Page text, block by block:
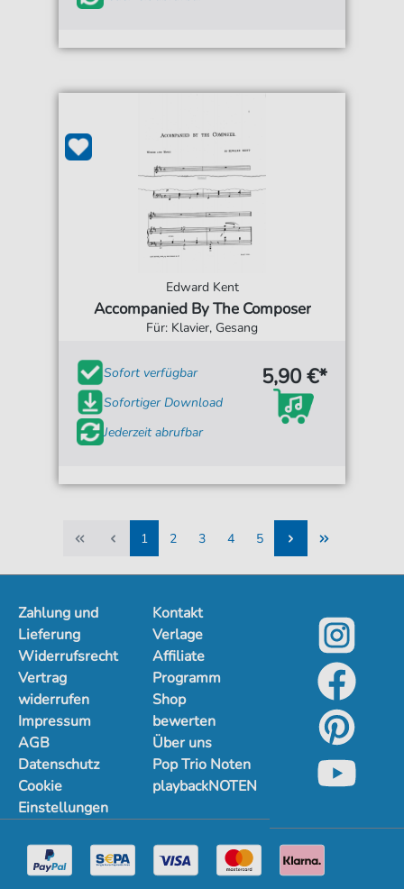
Edward Kent
Accompanied By The Composer
Für: Klavier, Gesang
Sofort verfügbar
Sofortiger Download
Jederzeit abrufbar
5,90 €*
1
2
3
4
5
Zahlung und
Lieferung
Widerrufsrecht
Vertrag
widerrufen
Impressum
AGB
Datenschutz
Cookie
Einstellungen
Kontakt
Verlage
Affiliate
Programm
Shop
bewerten
Über uns
Pop Trio Noten
playbackNOTEN